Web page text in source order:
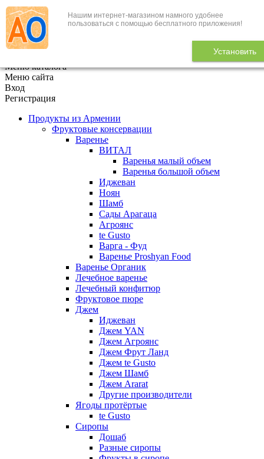
Нашим интернет-магазином намного удобнее
пользоваться с помощью бесплатного приложения!
Установить
+7 (495) 646-888-1
В корзине 0
Меню каталога
Меню сайта
Вход
Регистрация
Продукты из Армении
Фруктовые консервации
Варенье
ВИТАЛ
Варенья малый объем
Варенья большой объем
Иджеван
Ноян
Шамб
Сады Арагаца
Агроянс
te Gusto
Варга - Фуд
Варенье Proshyan Food
Варенье Органик
Лечебное варенье
Лечебный конфитюр
Фруктовое пюре
Джем
Иджеван
Джем YAN
Джем Агроянс
Джем Фрут Ланд
Джем te Gusto
Джем Шамб
Джем Ararat
Другие производители
Ягоды протёртые
te Gusto
Сиропы
Дошаб
Разные сиропы